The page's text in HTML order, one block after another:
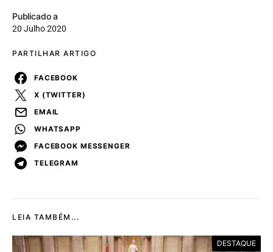
Publicado a
20 Julho 2020
PARTILHAR ARTIGO
FACEBOOK
X (TWITTER)
EMAIL
WHATSAPP
FACEBOOK MESSENGER
TELEGRAM
LEIA TAMBÉM...
DESTAQUE